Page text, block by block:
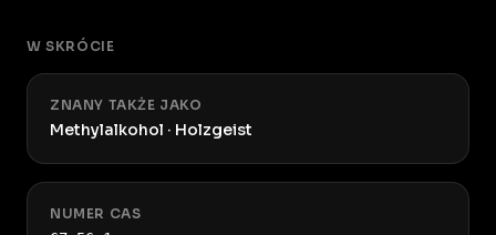
W SKRÓCIE
ZNANY TAKŻE JAKO
Methylalkohol · Holzgeist
NUMER CAS